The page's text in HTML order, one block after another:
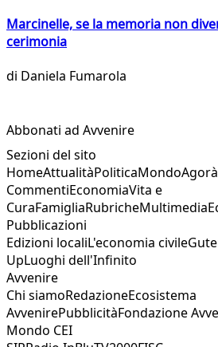
Marcinelle, se la memoria non
cerimonia
di Daniela Fumarola
Abbonati ad Avvenire
Sezioni del sito
HomeAttualitàPoliticaMondoAgorà
CommentiEconomiaVita e
CuraFamigliaRubricheMultimedia
Pubblicazioni
Edizioni localiL'economia civile
UpLuoghi dell'Infinito
Avvenire
Chi siamoRedazioneEcosistema
AvvenirePubblicitàFondazione
Mondo CEI